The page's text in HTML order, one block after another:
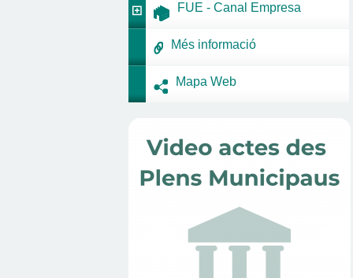
FUE - Canal Empresa
Més informació
Mapa Web